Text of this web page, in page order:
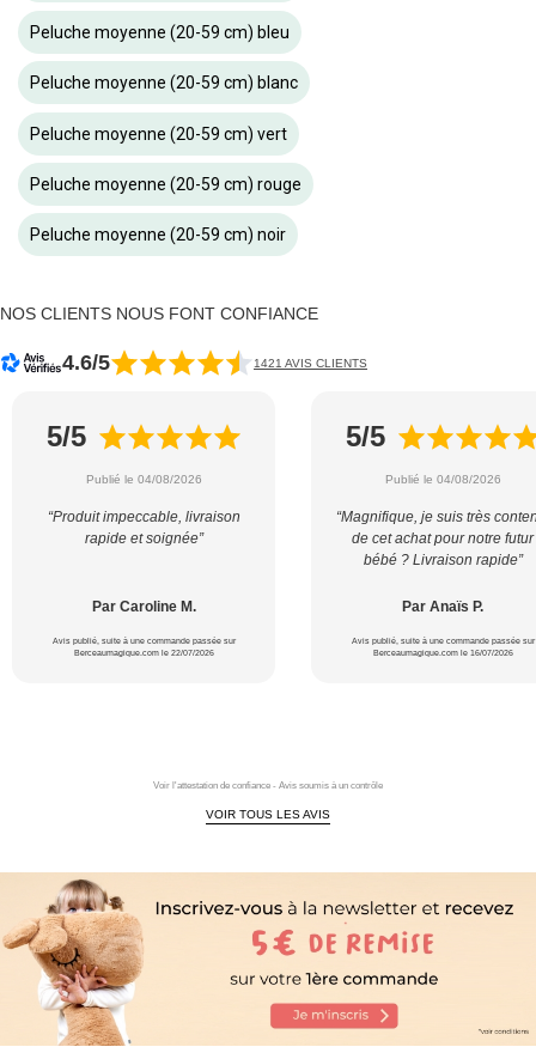
Peluche moyenne (20-59 cm) bleu
Peluche moyenne (20-59 cm) blanc
Peluche moyenne (20-59 cm) vert
Peluche moyenne (20-59 cm) rouge
Peluche moyenne (20-59 cm) noir
NOS CLIENTS NOUS FONT CONFIANCE
4.6/5 1421 AVIS CLIENTS
5/5
Publié le 04/08/2026
“Produit impeccable, livraison
rapide et soignée”
Par Caroline M.
Avis publié, suite à une commande passée sur
Berceaumagique.com le 22/07/2026
5/5
Publié le 04/08/2026
“Magnifique, je suis très
de cet achat pour notre futur
bébé ? Livraison rapide”
Par Anaïs P.
Avis publié, suite à une commande passée sur
Berceaumagique.com le 16/07/2026
Voir l'attestation de confiance - Avis soumis à un contrôle
VOIR TOUS LES AVIS